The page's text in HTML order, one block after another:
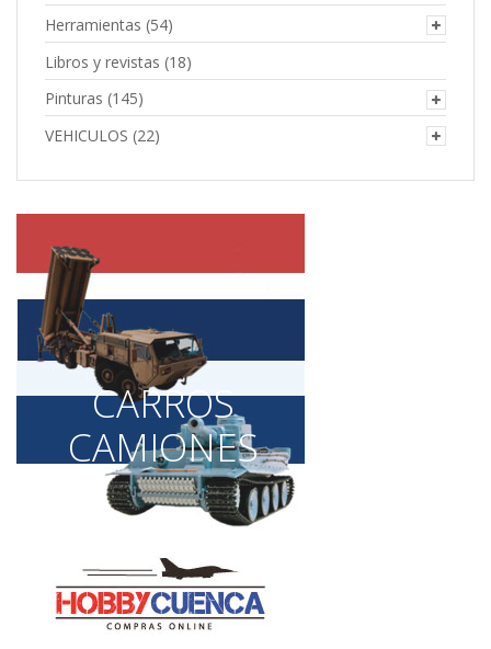
Herramientas (54)
Libros y revistas (18)
Pinturas (145)
VEHICULOS (22)
CARROS
CAMIONES